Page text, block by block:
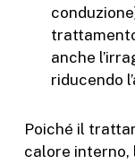
anche
riducendo
Poiché il
calore interno,